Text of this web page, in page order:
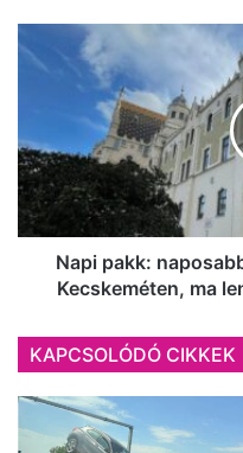
Napi
pakk:
naposabb,
lesz
ma
Kecskeméten,
ma
lenne
Charlie
Watts
Napi pakk:
Kecskeméten, ma
KAPCSOLÓDÓ CIKKEK